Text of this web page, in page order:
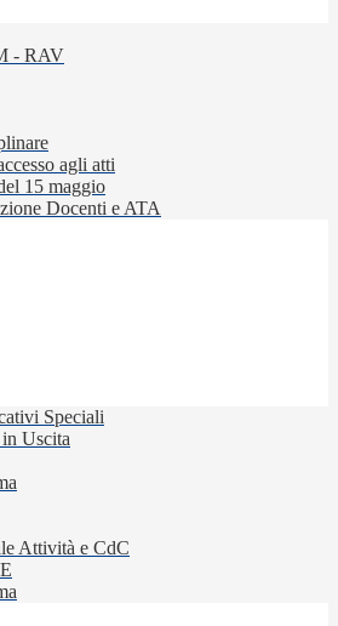
- RAV
agli atti
15 maggio
Docenti e ATA
Speciali
Uscita
Attività e CdC